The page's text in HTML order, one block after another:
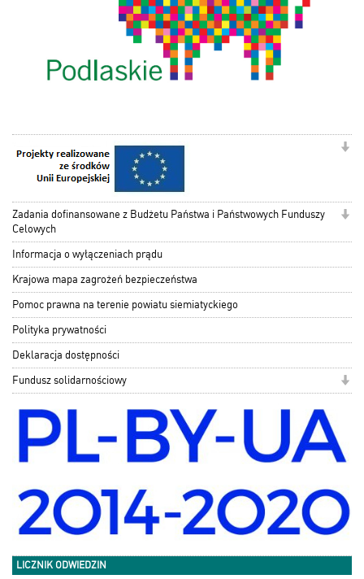
Zadania dofinansowane z Budżetu Państwa i Państwowych Funduszy
Celowych
Informacja o wyłączeniach prądu
Krajowa mapa zagrożeń bezpieczeństwa
Pomoc prawna na terenie powiatu siemiatyckiego
Polityka prywatności
Deklaracja dostępności
Fundusz solidarnościowy
LICZNIK ODWIEDZIN